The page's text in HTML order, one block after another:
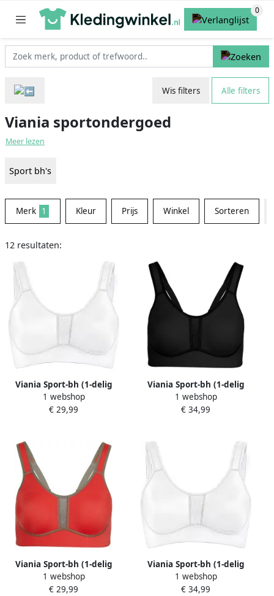
Wis filters Alle filters
Viania sportondergoed
Meer lezen
Sport bh's
Merk 1 Kleur Prijs Winkel Sorteren
12 resultaten:
Viania Sport-bh (1-delig
Enkelverpakking)
1 webshop
€ 29,99
Viania Sport-bh (1-delig
Enkelverpakking)
1 webshop
€ 34,99
Viania Sport-bh (1-delig
Enkelverpakking)
1 webshop
€ 29,99
Viania Sport-bh (1-delig
Enkelverpakking)
1 webshop
€ 34,99